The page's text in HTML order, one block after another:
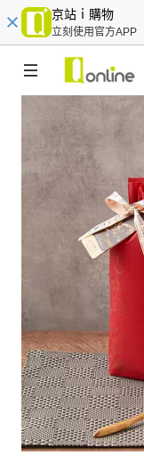
京站ｉ購物
立刻使用官方APP